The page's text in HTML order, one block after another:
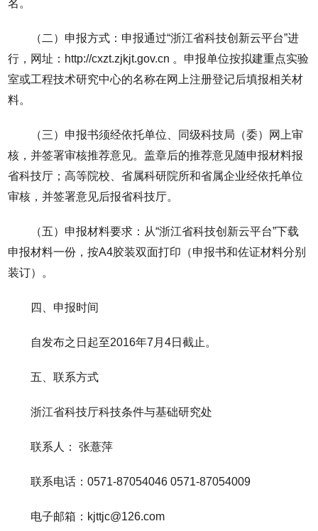
名。
（二）申报方式：申报通过“浙江省科技创新云平台”进
行，网址：http://cxzt.zjkjt.gov.cn 。申报单位按拟建重点实验
室或工程技术研究中心的名称在网上注册登记后填报相关材
料。
（三）申报书须经依托单位、同级科技局（委）网上审
核，并签署审核推荐意见。盖章后的推荐意见随申报材料报
省科技厅；高等院校、省属科研院所和省属企业经依托单位
审核，并签署意见后报省科技厅。
（五）申报材料要求：从“浙江省科技创新云平台”下载
申报材料一份，按A4胶装双面打印（申报书和佐证材料分别
装订）。
四、申报时间
自发布之日起至2016年7月4日截止。
五、联系方式
浙江省科技厅科技条件与基础研究处
联系人： 张薏萍
联系电话：0571-87054046 0571-87054009
电子邮箱：kjttjc@126.com